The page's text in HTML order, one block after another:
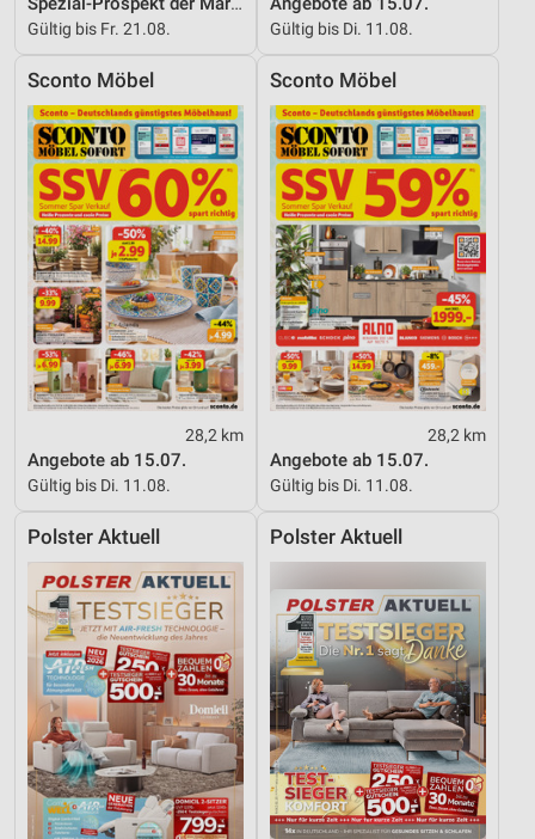
Gültig bis Fr. 21.08. Gültig bis Di. 11.08.
Sconto Möbel
28,2 km
Angebote ab 15.07.
Gültig bis Di. 11.08.
Sconto Möbel
28,2 km
Angebote ab 15.07.
Gültig bis Di. 11.08.
Polster Aktuell Polster Aktuell